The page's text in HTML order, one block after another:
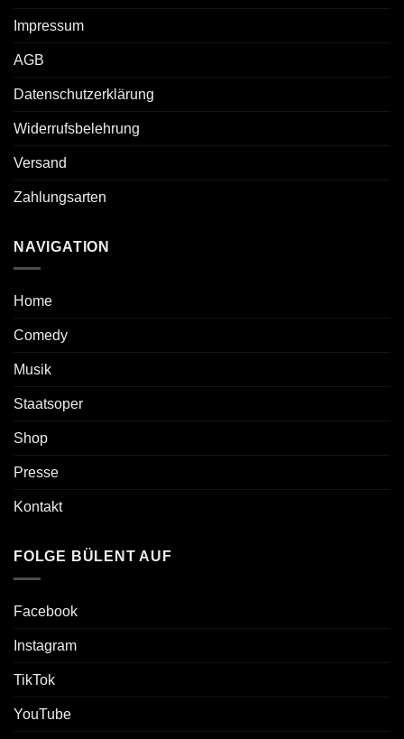
Impressum
AGB
Datenschutzerklärung
Widerrufsbelehrung
Versand
Zahlungsarten
NAVIGATION
Home
Comedy
Musik
Staatsoper
Shop
Presse
Kontakt
FOLGE BÜLENT AUF
Facebook
Instagram
TikTok
YouTube